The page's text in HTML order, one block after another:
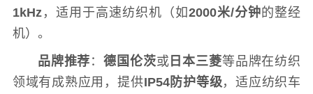
1kHz，适用于高速纺织机（如2000米/分钟的整经
机）。
品牌推荐 ：德国伦茨或 日本三菱等品牌在纺织
领域有成熟应用，提供IP54防护等级，适应纺织车